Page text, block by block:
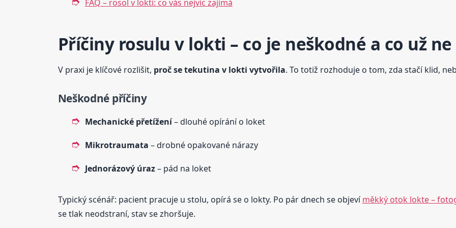
FAQ – rosol v lokti: co vás nejvíc zajímá
Příčiny rosulu v lokti – co je neškodné a co už ne
V praxi je klíčové rozlišit, proč se tekutina v lokti vytvořila. To totiž rozhoduje o tom, zda stačí klid,
Neškodné příčiny
Mechanické přetížení– dlouhé opírání o loket
Mikrotraumata – drobné opakované nárazy
Jednorázový úraz– pád na loket
Typický scénář: pacient pracuje u stolu, opírá se o lokty. Po pár dnech se objevíměkký otok lokte –
se tlak neodstraní, stav se zhoršuje.